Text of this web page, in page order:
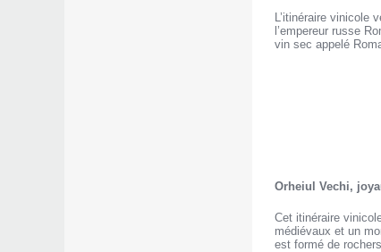
L’itinéraire
l’empereur russe
vin sec appelé
Orheiul Vechi,
Cet itinéraire
médiévaux et un
est formé de